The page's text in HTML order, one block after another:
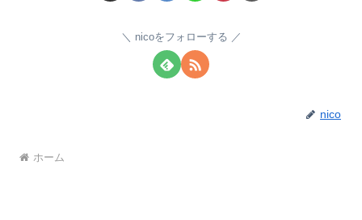
nicoをフォローする
nico
ホーム